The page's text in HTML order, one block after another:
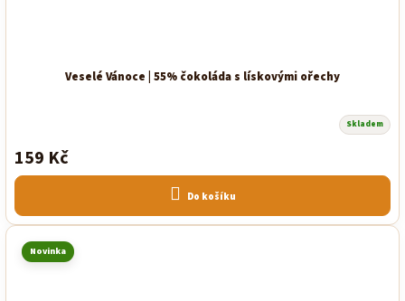
Veselé Vánoce | 55% čokoláda s lískovými ořechy
produktu
je
5,0
5
hvězdiček.
Skladem
159 Kč
Do košíku
Novinka